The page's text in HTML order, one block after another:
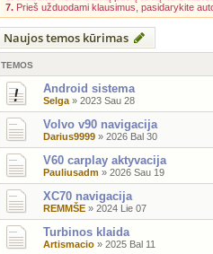
7. Prieš užduodami klausimus, pasidarykite
Naujos temos kūrimas
TEMOS
Android sistema
Selga » 2023 Sau 28
Volvo v90 navigacija
Darius9999 » 2026 Bal 30
V60 carplay aktyvacija
Pauliusadm » 2026 Sau 19
XC70 navigacija
REMMŠE » 2024 Lie 07
Turbinos klaida
Artismacio » 2025 Bal 11